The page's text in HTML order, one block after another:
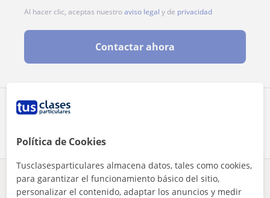
Comparte a este profesor
Al hacer clic, aceptas nuestroaviso legal y de privacidad
Contactar ahora
¿Hay algún error en este perfil?Cuéntanos
Política de Cookies
Tusclasesparticulares almacena datos, tales como cookies,
para garantizar el funcionamiento básico del sitio,
personalizar el contenido, adaptar los anuncios y medir